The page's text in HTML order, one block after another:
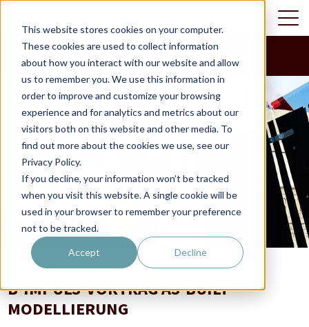
This website stores cookies on your computer.
These cookies are used to collect information
about how you interact with our website and allow
us to remember you. We use this information in
order to improve and customize your browsing
experience and for analytics and metrics about our
visitors both on this website and other media. To
find out more about the cookies we use, see our
Privacy Policy.
If you decline, your information won’t be tracked
when you visit this website. A single cookie will be
used in your browser to remember your preference
not to be tracked.
Accept Decline
BIM-Blog >
B-IMpuls-Vortrag As-built-Modellierung
B-IMPULS-VORTRAG AS-BUILT-
MODELLIERUNG